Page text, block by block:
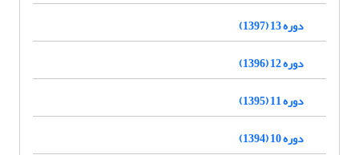
دوره 13 (1397)
دوره 12 (1396)
دوره 11 (1395)
دوره 10 (1394)